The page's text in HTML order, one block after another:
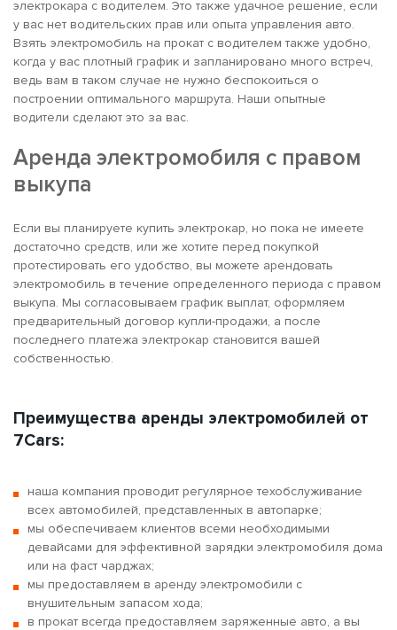
электрокара с водителем. Это также удачное решение, если
у вас нет водительских прав или опыта управления авто.
Взять электромобиль на прокат с водителем также удобно,
когда у вас плотный график и запланировано много встреч,
ведь вам в таком случае не нужно беспокоиться о
построении оптимального маршрута. Наши опытные
водители сделают это за вас.
Аренда электромобиля с правом
выкупа
Если вы планируете купить электрокар, но пока не имеете
достаточно средств, или же хотите перед покупкой
протестировать его удобство, вы можете арендовать
электромобиль в течение определенного периода с правом
выкупа. Мы согласовываем график выплат, оформляем
предварительный договор купли-продажи, а после
последнего платежа электрокар становится вашей
собственностью.
Преимущества аренды электромобилей от
7Cars:
наша компания проводит регулярное техобслуживание
всех автомобилей, представленных в автопарке;
мы обеспечиваем клиентов всеми необходимыми
девайсами для эффективной зарядки электромобиля дома
или на фаст чарджах;
мы предоставляем в аренду электромобили с
внушительным запасом хода;
в прокат всегда предоставляем заряженные авто, а вы